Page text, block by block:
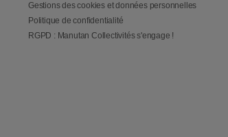
Gestions des cookies et données personnelles
Politique de confidentialité
RGPD : Manutan Collectivités s'engage !